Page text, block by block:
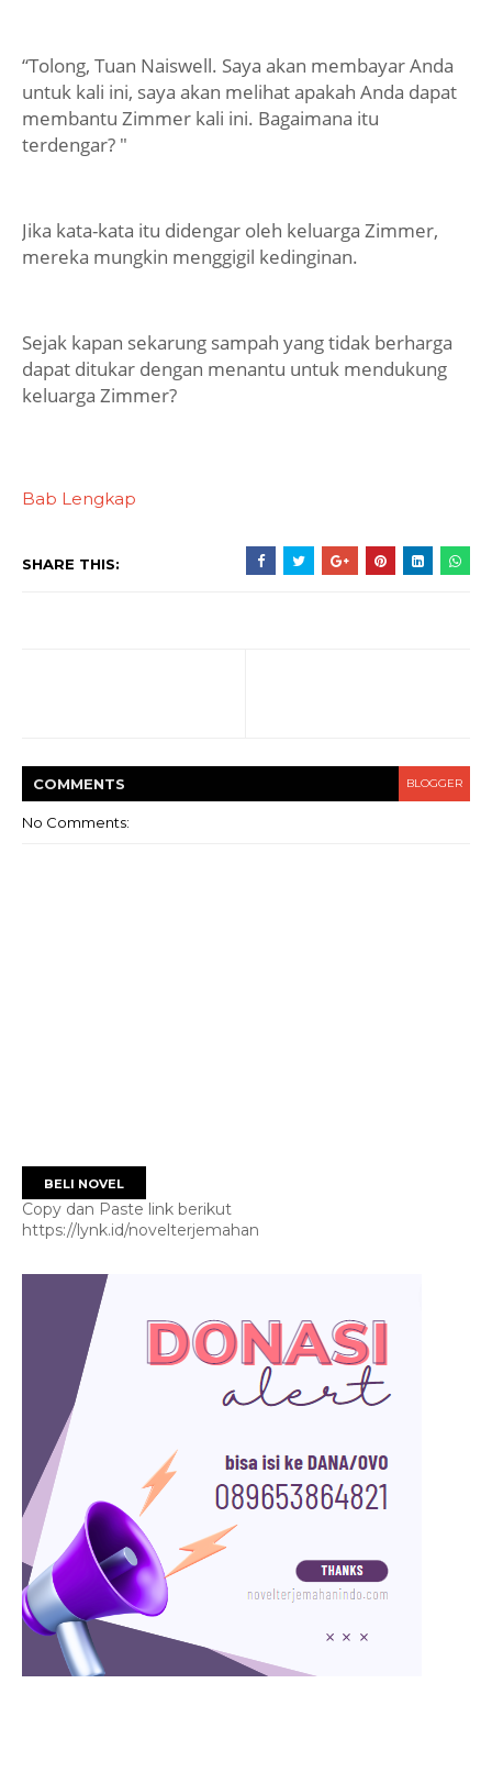
“Tolong, Tuan Naiswell. Saya akan membayar Anda
untuk kali ini, saya akan melihat apakah Anda dapat
membantu Zimmer kali ini. Bagaimana itu
terdengar? "
Jika kata-kata itu didengar oleh keluarga Zimmer,
mereka mungkin menggigil kedinginan.
Sejak kapan sekarung sampah yang tidak berharga
dapat ditukar dengan menantu untuk mendukung
keluarga Zimmer?
Bab Lengkap
SHARE THIS:
COMMENTS BLOGGER
No Comments:
BELI NOVEL
Copy dan Paste link berikut
https://lynk.id/novelterjemahan